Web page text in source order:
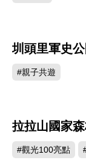
圳頭里軍史公
#親子共遊
拉拉山國家
#觀光100亮點